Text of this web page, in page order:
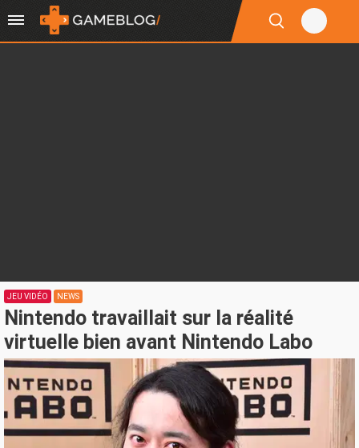
JEU VIDÉO NEWS
Nintendo travaillait sur la réalité
virtuelle bien avant Nintendo Labo